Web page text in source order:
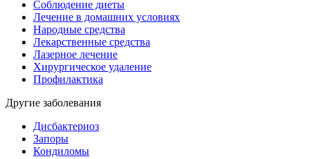
Соблюдение диеты
Лечение в домашних условиях
Народные средства
Лекарственные средства
Лазерное лечение
Хирургическое удаление
Профилактика
Другие заболевания
Дисбактериоз
Запоры
Кондиломы